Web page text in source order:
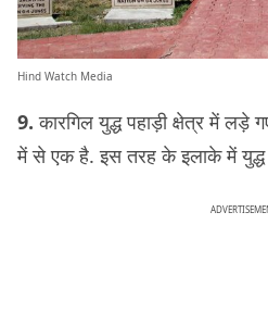
Hind Watch Media
9.कारगिल युद्ध पहाड़ी क्षेत्र में
में से एक है. इस तरह के इलाके में युद्ध